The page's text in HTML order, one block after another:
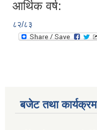
आर्थिक वर्ष:
८२/८३
बजेट तथा कार्यक्रम